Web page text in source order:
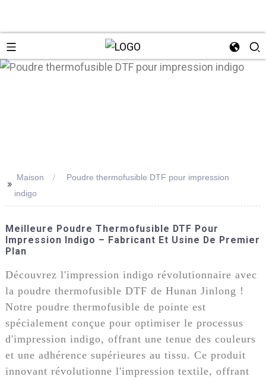
>>
Maison
Poudre thermofusible DTF pour impression
indigo
Meilleure Poudre Thermofusible DTF Pour
Impression Indigo – Fabricant Et Usine De Premier
Plan
Découvrez l'impression indigo révolutionnaire avec
la poudre thermofusible DTF de Hunan Jinlong !
Notre poudre thermofusible de pointe est
spécialement conçue pour optimiser le processus
d'impression indigo, offrant une tenue des couleurs
et une adhérence supérieures au tissu. Ce produit
innovant révolutionne l'impression textile, offrant